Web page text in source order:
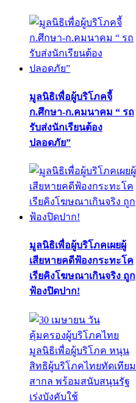
มูลนิธิเพื่อผู้บริโภคจี้
ก.ศึกษา-ก.คมนาคม “ รถ
รับส่งนักเรียนต้อง
ปลอดภัย”
มูลนิธิเพื่อผู้บริโภคเผยผู้
เสียหายคดีฟ้องกระทะโค
เรียคิงโฆษณาเกินจริง ถูก
ฟ้องปิดปาก!